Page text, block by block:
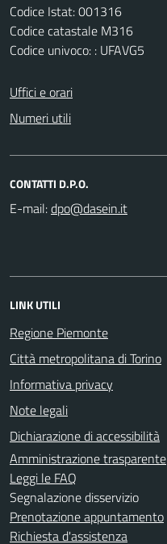
Codice Istat: 001316
Codice catastale M316
Codice univoco: : UFAVG5
Uffici e orari
Numeri utili
CONTATTI D.P.O.
E-mail:
LINK UTILI
Regione Piemonte
Città metropolitana di Torino
Informativa privacy
Note legali
Dichiarazione di accessibilità
Amministrazione trasparente
Leggi le FAQ
Segnalazione disservizio
Prenotazione appuntamento
Richiesta d'assistenza